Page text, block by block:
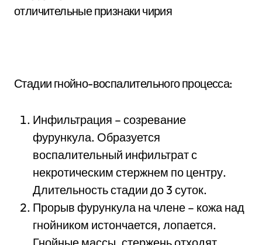
Стадии гнойно-воспалительного процесса:
Инфильтрация – созревание
фурункула. Образуется
воспалительный инфильтрат с
некротическим стержнем по центру.
Длительность стадии до 3 суток.
Прорыв фурункула на члене – кожа над
гнойником истончается, лопается.